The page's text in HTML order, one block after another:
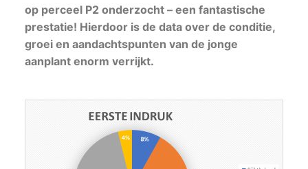
op perceel P2 onderzocht – een fantastische
prestatie! Hierdoor is de data over de conditie,
groei en aandachtspunten van de jonge
aanplant enorm verrijkt.